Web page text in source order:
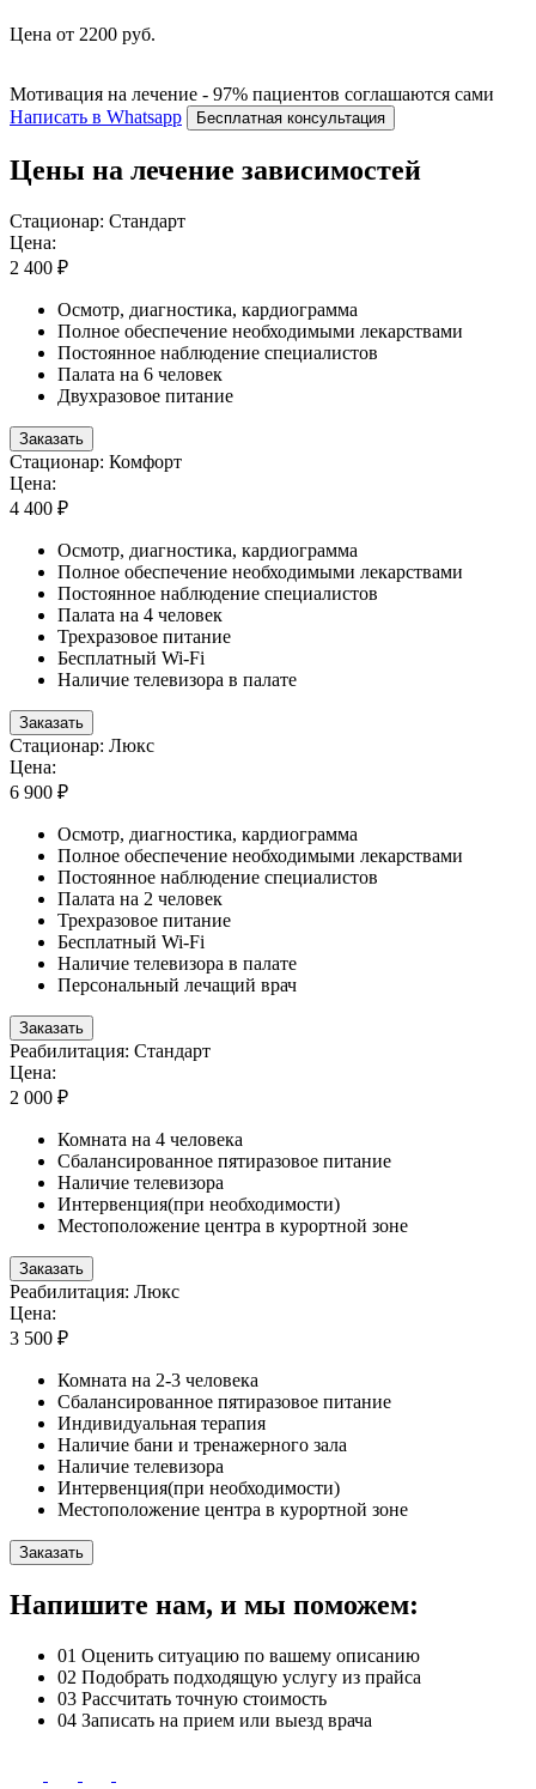
Цена от 2200 руб.
Мотивация на лечение - 97% пациентов соглашаются сами
Написать в Whatsapp
Бесплатная консультация
Цены на лечение зависимостей
Стационар: Стандарт
Цена:
2 400 ₽
Осмотр, диагностика, кардиограмма
Полное обеспечение необходимыми лекарствами
Постоянное наблюдение специалистов
Палата на 6 человек
Двухразовое питание
Заказать
Стационар: Комфорт
Цена:
4 400 ₽
Осмотр, диагностика, кардиограмма
Полное обеспечение необходимыми лекарствами
Постоянное наблюдение специалистов
Палата на 4 человек
Трехразовое питание
Бесплатный Wi-Fi
Наличие телевизора в палате
Заказать
Стационар: Люкс
Цена:
6 900 ₽
Осмотр, диагностика, кардиограмма
Полное обеспечение необходимыми лекарствами
Постоянное наблюдение специалистов
Палата на 2 человек
Трехразовое питание
Бесплатный Wi-Fi
Наличие телевизора в палате
Персональный лечащий врач
Заказать
Реабилитация: Стандарт
Цена:
2 000 ₽
Комната на 4 человека
Сбалансированное пятиразовое питание
Наличие телевизора
Интервенция(при необходимости)
Местоположение центра в курортной зоне
Заказать
Реабилитация: Люкс
Цена:
3 500 ₽
Комната на 2-3 человека
Сбалансированное пятиразовое питание
Индивидуальная терапия
Наличие бани и тренажерного зала
Наличие телевизора
Интервенция(при необходимости)
Местоположение центра в курортной зоне
Заказать
Напишите нам, и мы поможем:
01 Оценить ситуацию по вашему описанию
02 Подобрать подходящую услугу из прайса
03 Рассчитать точную стоимость
04 Записать на прием или выезд врача